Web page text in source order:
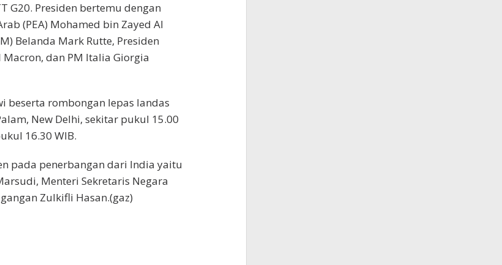
G20. Presiden bertemu dengan
(PEA) Mohamed bin Zayed Al
Belanda Mark Rutte, Presiden
dan PM Italia Giorgia
beserta rombongan lepas landas
New Delhi, sekitar pukul 15.00
16.30 WIB.
pada penerbangan dari India yaitu
Menteri Sekretaris Negara
Zulkifli Hasan.(gaz)